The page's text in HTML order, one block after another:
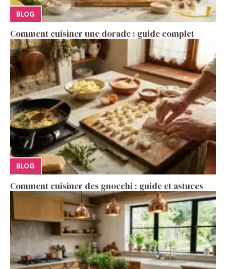
BLOG
Comment cuisiner une dorade : guide complet
BLOG
Comment cuisiner des gnocchi : guide et astuces